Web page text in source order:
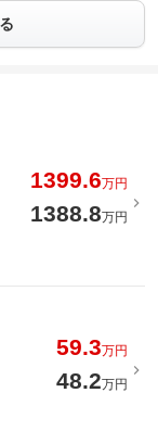
1399.6万円
1388.8万円
59.3万円
48.2万円